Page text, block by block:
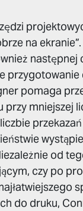
na
następnej
pomaga
przy mniejszej
od
czy po
do druku,